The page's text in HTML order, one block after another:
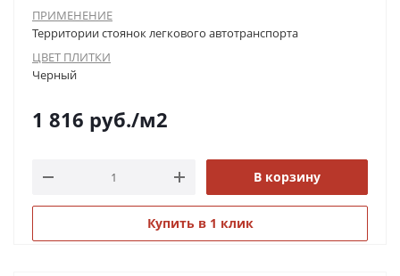
ПРИМЕНЕНИЕ
Территории стоянок легкового автотранспорта
ЦВЕТ ПЛИТКИ
Черный
1 816 руб./м2
В корзину
Купить в 1 клик